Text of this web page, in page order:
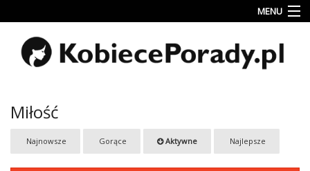
MENU
Uroda
Miłość
Rodzina
Dziecko
Miłość
Najnowsze Gorące Aktywne Najlepsze